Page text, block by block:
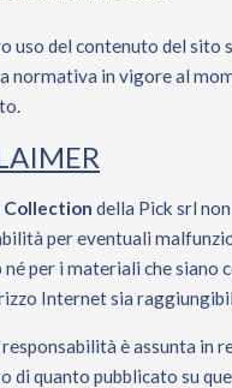
uso del contenuto del sito
normativa in vigore al
Collection della Pick srl
per eventuali
per i materiali che siano
Internet sia
è assunta in
di quanto pubblicato su